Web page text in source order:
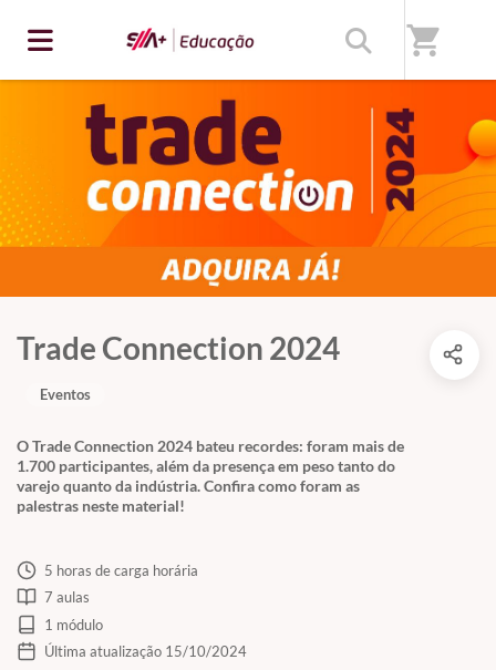
shopping_cart
Trade Connection 2024
O Trade Connection 2024 bateu recordes: foram mais de
1.700 participantes, além da presença em peso tanto do
varejo quanto da indústria. Confira como foram as
palestras neste material!
Eventos
5 horas de carga horária
7 aulas
1 módulo
Última atualização 15/10/2024